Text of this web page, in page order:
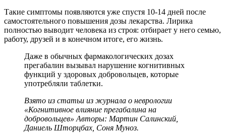
Такие симптомы появляются уже спустя 10-14 дней после
самостоятельного повышения дозы лекарства. Лирика
полностью выводит человека из строя: отбирает у него семью,
работу, друзей и в конечном итоге, его жизнь.
Даже в обычных фармакологических дозах
прегабалин вызывал нарушение когнитивных
функций у здоровых добровольцев, которые
употребляли таблетки.
Взято из статьи из журнала о неврологии
«Когнитивное влияние прегабалина на
добровольцев» Авторы: Мартин Салинский,
Даниель Шторцбах, Соня Муноз.